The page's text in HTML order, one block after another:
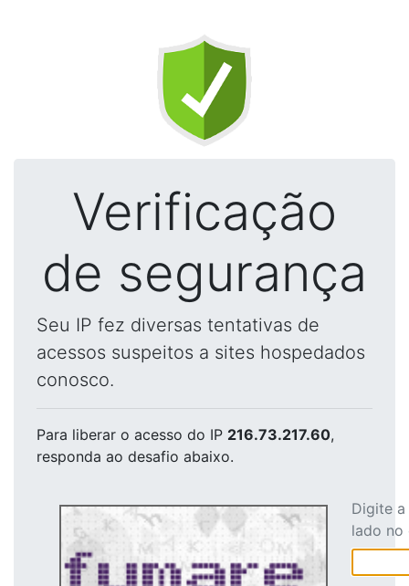
Verificação
de segurança
Seu IP fez diversas tentativas de
acessos suspeitos a sites hospedados
conosco.
Para liberar o acesso do IP 216.73.217.60,
responda ao desafio abaixo.
Digite
lado no